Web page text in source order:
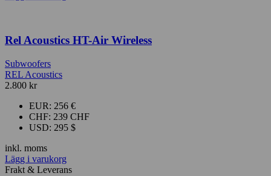
Rel Acoustics HT-Air Wireless
Subwoofers
REL Acoustics
2.800 kr
EUR: 256 €
CHF: 239 CHF
USD: 295 $
inkl. moms
Lägg i varukorg
Frakt & Leverans